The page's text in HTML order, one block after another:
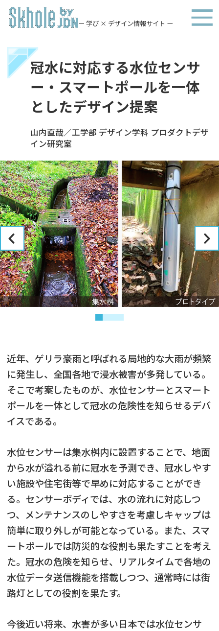
ー 学び × デザイン情報サイト ー
冠水に対応する水位センサ
ー・スマートポールを一体
としたデザイン提案
山内直哉／工学部 デザイン学科 プロダクトデザ
イン研究室
近年、ゲリラ豪雨と呼ばれる局地的な大雨が頻繁
に発生し、全国各地で浸水被害が多発している。
そこで考案したものが、水位センサーとスマート
ポールを一体として冠水の危険性を知らせるデバ
イスである。
水位センサーは集水桝内に設置することで、地面
から水が溢れる前に冠水を予測でき、冠水しやす
い施設や住宅街等で早めに対応することができ
る。センサーボディでは、水の流れに対応しつ
つ、メンテナンスのしやすさを考慮しキャップは
簡単に取り外しが可能となっている。また、スマ
ートポールでは防災的な役割も果たすことを考え
た。冠水の危険を知らせ、リアルタイムで各地の
水位データ送信機能を搭載しつつ、通常時には街
路灯としての役割を果たす。
今後近い将来、水害が多い日本では水位センサ